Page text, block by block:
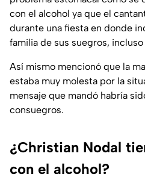
con el alcohol ya que el
durante una fiesta en donde
familia de sus suegros,
Así mismo mencionó que la
estaba muy molesta por la
mensaje que mandó habría
consuegros.
¿Christian Nodal
con el alcohol?